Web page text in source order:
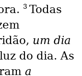
3 Todas
um dia
do dia. As
a